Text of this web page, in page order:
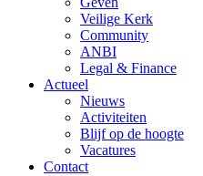
Veilige Kerk
Community
ANBI
Legal & Finance
Actueel
Nieuws
Activiteiten
Blijf op de hoogte
Vacatures
Contact